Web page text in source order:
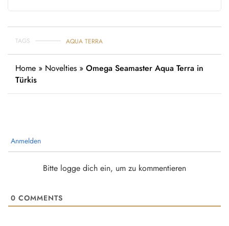
TAGS AQUA TERRA
Home » Novelties » Omega Seamaster Aqua Terra in
Türkis
Anmelden
Bitte logge dich ein, um zu kommentieren
0 COMMENTS